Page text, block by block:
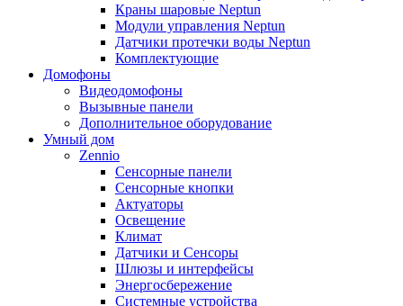
Краны шаровые Neptun
Модули управления Neptun
Датчики протечки воды Neptun
Комплектующие
Домофоны
Видеодомофоны
Вызывные панели
Дополнительное оборудование
Умный дом
Zennio
Сенсорные панели
Сенсорные кнопки
Актуаторы
Освещение
Климат
Датчики и Сенсоры
Шлюзы и интерфейсы
Энергосбережение
Системные устройства